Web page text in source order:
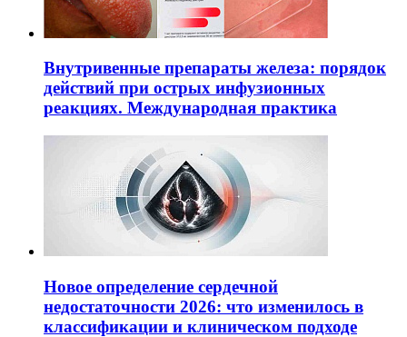
Внутривенные препараты железа: порядок
действий при острых инфузионных
реакциях. Международная практика
Новое определение сердечной
недостаточности 2026: что изменилось в
классификации и клиническом подходе